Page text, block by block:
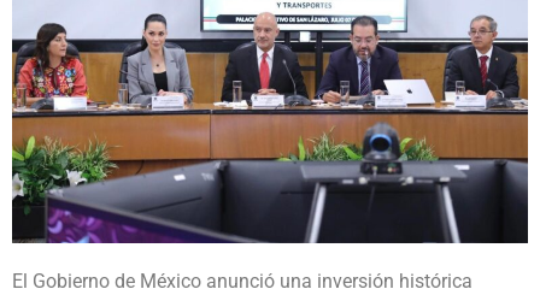
El Gobierno de México anunció una inversión histórica